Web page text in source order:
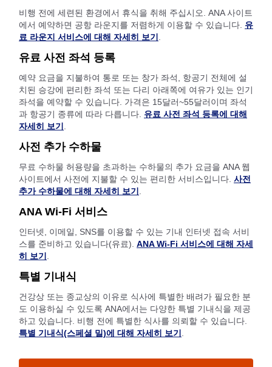
비행 전에 세련된 환경에서 휴식을 취해 주십시오. ANA 사이트
에서 예약하면 공항 라운지를 저렴하게 이용할 수 있습니다. 유
료 라운지 서비스에 대해 자세히 보기 .
유료 사전 좌석 등록
예약 요금을 지불하여 통로 또는 창가 좌석, 항공기 전체에 설
치된 승강에 편리한 좌석 또는 다리 아래쪽에 여유가 있는 인기
좌석을 예약할 수 있습니다. 가격은 15달러~55달러이며 좌석
과 항공기 종류에 따라 다릅니다. 유료 사전 좌석 등록에 대해
자세히 보기 .
사전 추가 수하물
무료 수하물 허용량을 초과하는 수하물의 추가 요금을 ANA 웹
사이트에서 사전에 지불할 수 있는 편리한 서비스입니다. 사전
추가 수하물에 대해 자세히 보기 .
ANA Wi-Fi 서비스
인터넷, 이메일, SNS를 이용할 수 있는 기내 인터넷 접속 서비
스를 준비하고 있습니다(유료). ANA Wi-Fi 서비스에 대해 자세
히 보기 .
특별 기내식
건강상 또는 종교상의 이유로 식사에 특별한 배려가 필요한 분
도 이용하실 수 있도록 ANA에서는 다양한 특별 기내식을 제공
하고 있습니다. 비행 전에 특별한 식사를 의뢰할 수 있습니다.
특별 기내식(스페셜 밀)에 대해 자세히 보기 .